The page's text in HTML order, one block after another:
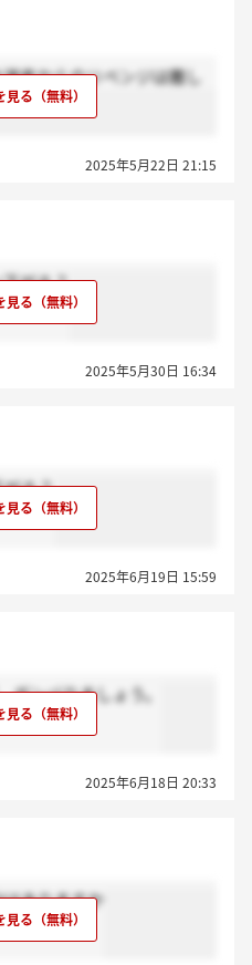
考からのリベンジは難し
2025年5月22日 21:15
がる？
2025年5月30日 16:34
がる？
2025年6月19日 15:59
ンバりましょう。
2025年6月18日 20:33
ありますか